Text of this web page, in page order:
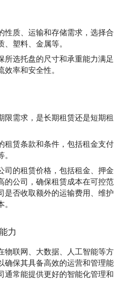
性质、运输和存储需求，选择合
塑料、金属等。
所选托盘的尺寸和承重能力满足
率和安全性。
限需求，是长期租赁还是短期租
租赁条款和条件，包括租金支付
司的租赁价格，包括租金、押金
的公司，确保租赁成本在可控范
是否收取额外的运输费用、维护
力
物联网、大数据、人工智能等方
确保其具备高效的运营和管理能
通常能提供更好的智能化管理和